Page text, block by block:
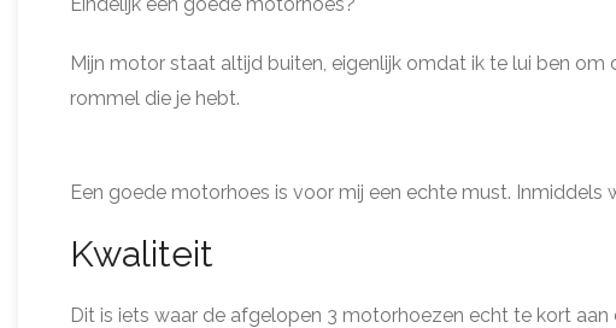
Mijn motor staat altijd buiten, eigenlijk omdat ik te lui ben om
rommel die je hebt.
Een goede motorhoes is voor mij een echte must.
Kwaliteit
Dit is iets waar de afgelopen 3 motorhoezen echt te kort